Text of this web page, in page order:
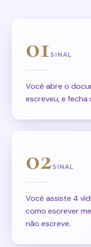
01 SINAL
Você abre o
escreveu, e fecha
02 SINAL
Você assiste 4
como escrever
não escreve.